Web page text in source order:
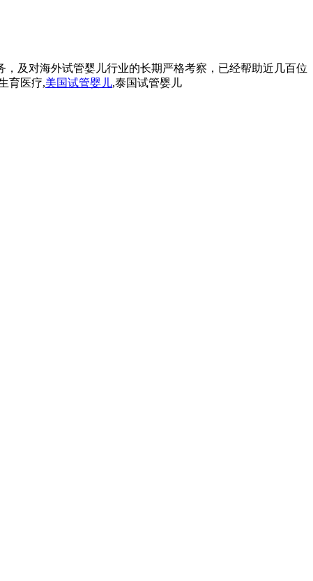
及对海外试管婴儿行业的长期严格考察，已经帮助近几百位
育医疗,美国试管婴儿,泰国试管婴儿